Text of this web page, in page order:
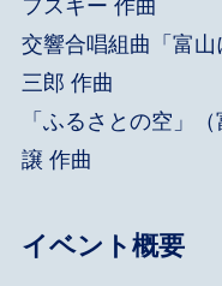
フスキー 作曲
交響合唱組曲「富
三郎 作曲
「ふるさとの空」
譲 作曲
イベント概要